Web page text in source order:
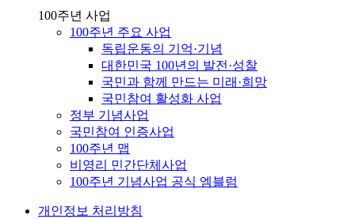
100주년 사업
100주년 주요 사업
독립운동의 기억·기념
대한민국 100년의 발전·성찰
국민과 함께 만드는 미래·희망
국민참여 활성화 사업
정부 기념사업
국민참여 인증사업
100주년 맵
비영리 민간단체사업
100주년 기념사업 공식 엠블럼
개인정보 처리방침